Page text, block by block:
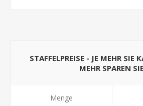
STAFFELPREISE - JE MEHR SIE
MEHR SPAREN
Menge